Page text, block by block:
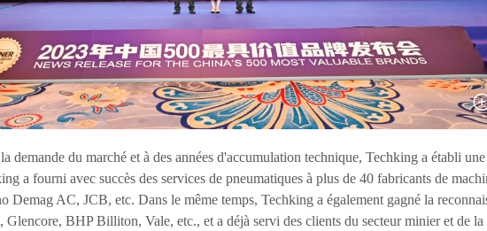
demande du marché et à des années d'accumulation technique, Techking a établi
a fourni avec succès des services de pneumatiques à plus de 40 fabricants de
Demag AC, JCB, etc. Dans le même temps, Techking a également gagné la
BHP Billiton, Vale, etc., et a déjà servi des clients du secteur minier et de